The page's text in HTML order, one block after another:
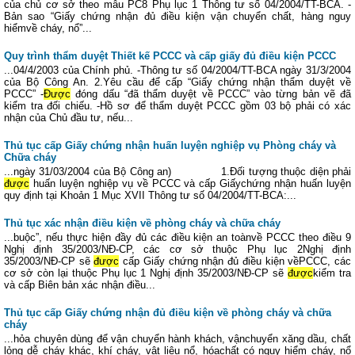
của chủ cơ sở theo mẫu PC8 Phụ lục 1 Thông tư số 04/2004/TT-BCA. -
Bản sao “Giấy chứng nhận đủ điều kiện vận chuyển chất, hàng nguy
hiểmvề cháy, nổ”...
Quy trình thẩm duyệt Thiết kế PCCC và cấp giấy đủ điều kiện PCCC
...04/4/2003 của Chính phủ. -Thông tư số 04/2004/TT-BCA ngày 31/3/2004
của Bộ Công An. 2.Yêu cầu để cấp “Giấy chứng nhận thẩm duyệt về
PCCC” -Được đóng dấu “đã thẩm duyệt về PCCC” vào từng bản vẽ đã
kiểm tra đối chiếu. -Hồ sơ để thẩm duyệt PCCC gồm 03 bộ phải có xác
nhận của Chủ đầu tư, nếu...
Thủ tục cấp Giấy chứng nhận huấn luyện nghiệp vụ Phòng cháy và
Chữa cháy
...ngày 31/03/2004 của Bộ Công an) 1.Đối tượng thuộc diện phải
được huấn luyện nghiệp vụ về PCCC và cấp Giấychứng nhận huấn luyện
quy định tại Khoản 1 Mục XVII Thông tư số 04/2004/TT-BCA:...
Thủ tục xác nhận điều kiện về phòng cháy và chữa cháy
...buộc”, nếu thực hiện đầy đủ các điều kiện an toànvề PCCC theo điều 9
Nghị định 35/2003/NĐ-CP, các cơ sở thuộc Phụ lục 2Nghị định
35/2003/NĐ-CP sẽđược cấp Giấy chứng nhận đủ điều kiện vềPCCC, các
cơ sở còn lại thuộc Phụ lục 1 Nghị định 35/2003/NĐ-CP sẽđược kiểm tra
và cấp Biên bản xác nhận điều...
Thủ tục cấp Giấy chứng nhận đủ điều kiện về phòng cháy và chữa
cháy
...hỏa chuyên dùng để vận chuyển hành khách, vậnchuyển xăng dầu, chất
lỏng dễ cháy khác, khí cháy, vật liệu nổ, hóachất có nguy hiểm cháy, nổ